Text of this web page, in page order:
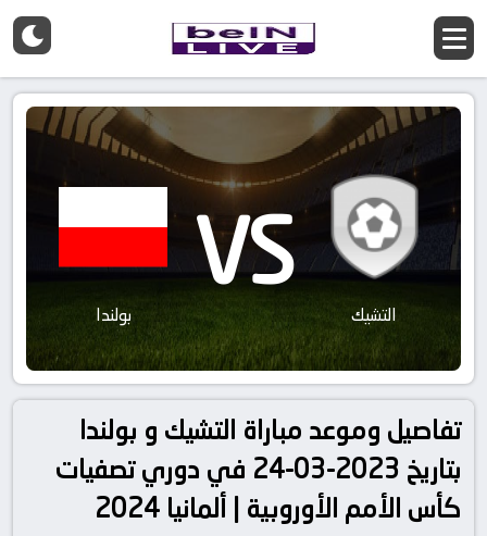
التشيك VS بولندا
تفاصيل وموعد مباراة التشيك و بولندا
بتاريخ 2023-03-24 في دوري تصفيات
كأس الأمم الأوروبية | ألمانيا 2024